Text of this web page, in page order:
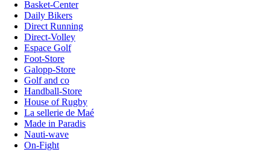
Basket-Center
Daily Bikers
Direct Running
Direct-Volley
Espace Golf
Foot-Store
Galopp-Store
Golf and co
Handball-Store
House of Rugby
La sellerie de Maé
Made in Paradis
Nauti-wave
On-Fight